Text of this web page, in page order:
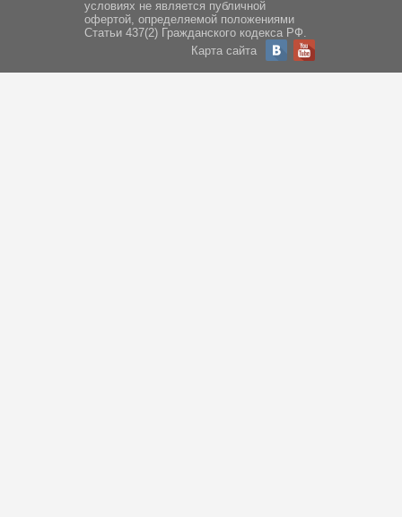
условиях не является публичной
офертой, определяемой положениями
Статьи 437(2) Гражданского кодекса РФ.
Карта сайта